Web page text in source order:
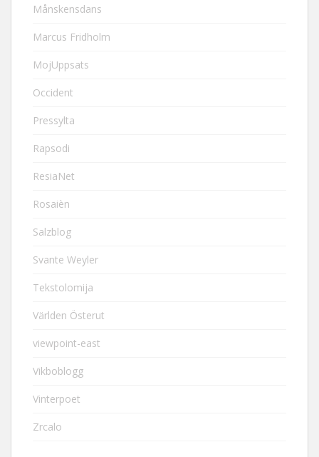
Månskensdans
Marcus Fridholm
MojUppsats
Occident
Pressylta
Rapsodi
ResiaNet
Rosaièn
Salzblog
Svante Weyler
Tekstolomija
Världen Österut
viewpoint-east
Vikboblogg
Vinterpoet
Zrcalo